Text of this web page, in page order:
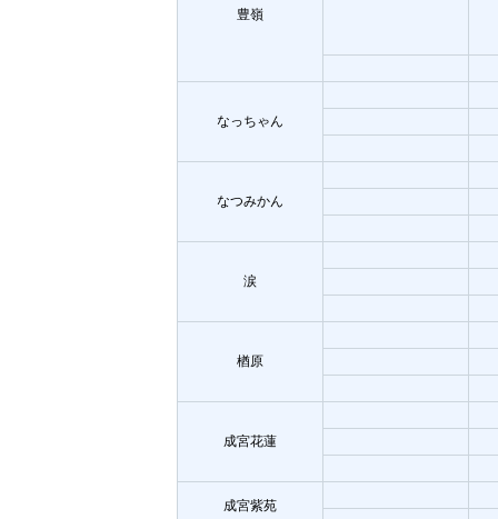
豊嶺
なっちゃん
なつみかん
涙
楢原
成宮花蓮
成宮紫苑